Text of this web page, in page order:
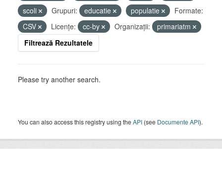
scoli
Grupuri: educatie populatie
Formate:
CSV
Licenţe: cc-by Organizații:
primariatm
Filtrează Rezultatele
Please try another search.
You can also access this registry using theAPI (see Documente API).